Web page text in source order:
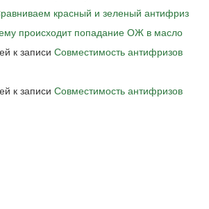
красный и зеленый антифриз
происходит попадание ОЖ в масло
к записиСовместимость антифризов
к записиСовместимость антифризов